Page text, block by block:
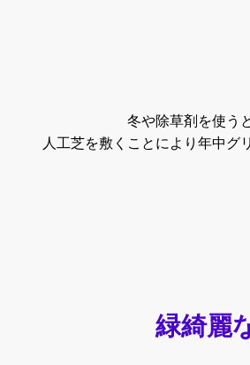
冬や除草剤を使う
人工芝を敷くことにより年中グ
緑綺麗